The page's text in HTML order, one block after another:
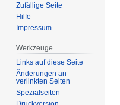
Zufällige Seite
Hilfe
Impressum
Werkzeuge
Links auf diese Seite
Änderungen an
verlinkten Seiten
Spezialseiten